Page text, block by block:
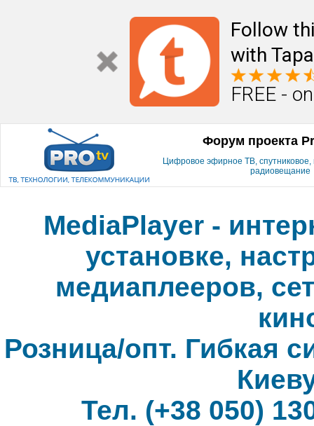
Follow
with
FREE -
Форум проекта
Цифровое эфирное ТВ, спутниковое,
радиовещание
MediaPlayer -
установке,
медиаплееров,
Розница/опт. Гибкая
Тел. (+38 050)